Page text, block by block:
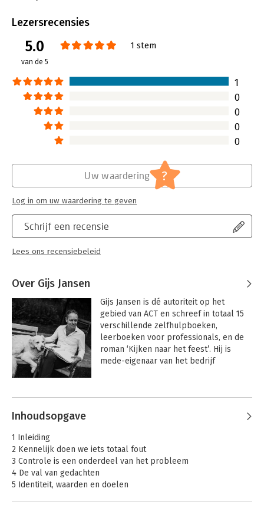
Bestandsformaat:
Uitgever:
Uitgeverij Thema
Verschijningsdatum:
Hoofdrubriek:
Lezersrecensies
5.0
van de 5
1 stem
1
0
0
0
0
Schrijf een recensie
Lees ons recensiebeleid
Uw waardering ?
Log in om uw waardering te geven
Over Gijs Jansen
Gijs Jansen is dé autoriteit op het
gebied van ACT en schreef in totaal 15
verschillende zelfhulpboeken,
leerboeken voor professionals, en de
roman ‘Kijken naar het feest’. Hij is
mede-eigenaar van het bedrijf
ontwikkelt op basis van ACT en Process
(ACT Guide).
Andere boeken door Gijs Jansen
Inhoudsopgave
1 Inleiding
2 Kennelijk doen we iets totaal fout
3 Controle is een onderdeel van het probleem
4 De val van gedachten
5 Identiteit, waarden en doelen